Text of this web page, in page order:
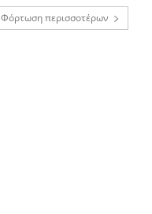
Φόρτωση περισσοτέρων